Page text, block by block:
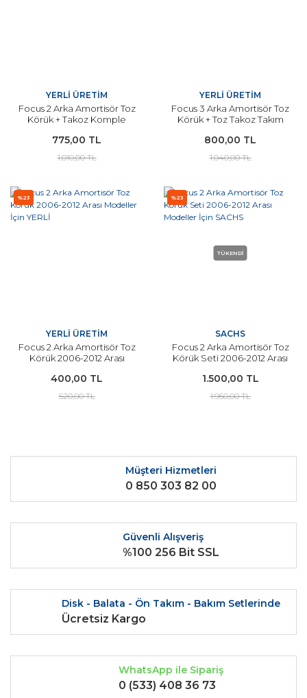
YERLİ ÜRETİM
Focus 2 Arka Amortisör Toz
Körük + Takoz Komple
Modeller İçin YERLİ
775,00 TL
1.010,00 TL
YERLİ ÜRETİM
Focus 3 Arka Amortisör Toz
Körük + Toz Takoz Takım
İçin YERLİ
800,00 TL
1.040,00 TL
%23
YERLİ ÜRETİM
Focus 2 Arka Amortisör Toz
Körük 2006-2012 Arası
400,00 TL
520,00 TL
%23
TÜKENDİ
SACHS
Focus 2 Arka Amortisör Toz
Körük Seti 2006-2012 Arası
1.500,00 TL
1.950,00 TL
Müşteri Hizmetleri
0 850 303 82 00
Güvenli Alışveriş
%100 256 Bit SSL
Disk - Balata - Ön Takım - Bakım Setlerinde
Ücretsiz Kargo
WhatsApp ile Sipariş
0 (533) 408 36 73